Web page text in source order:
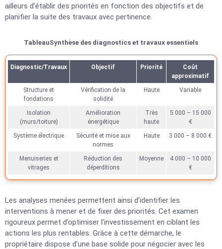
ailleurs d’établir des priorités en fonction des objectifs et de
planifier la suite des travaux avec pertinence.
TableauSynthèse des diagnostics et travaux essentiels
Diagnostic/Travaux Objectif Priorité
Coût
approximatif
Structure et
fondations
Vérification de la
solidité
Haute Variable
Isolation
(murs/toiture)
Amélioration
énergétique
Très
haute
5 000 – 15 000
€
Système électrique
Sécurité et mise aux
normes
Haute 3 000 – 8 000 €
Menuiseries et
vitrages
Réduction des
déperditions
Moyenne
4 000 – 10 000
€
Les analyses menées permettent ainsi d’identifier les
interventions à mener et de fixer des priorités. Cet examen
rigoureux permet d’optimiser l’investissement en ciblant les
actions les plus rentables. Grâce à cette démarche, le
propriétaire dispose d’une base solide pour négocier avec les